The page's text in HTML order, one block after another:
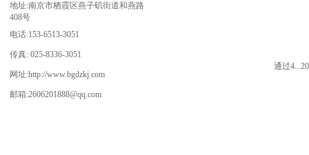
地址:南京市栖霞区燕子矶街道和燕路
408号
电话:153-6513-3051
传真: 025-8336-3051
网址:http://www.bgdzkj.com
邮箱:2606201888@qq.com
通过